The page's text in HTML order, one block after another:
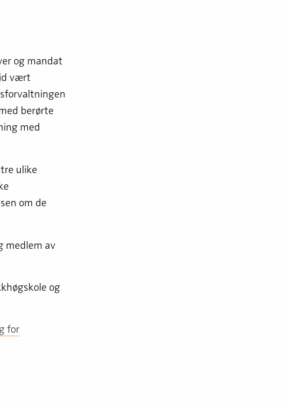
og mandat
vært
berørte
med
ulike
om de
medlem av
og
for